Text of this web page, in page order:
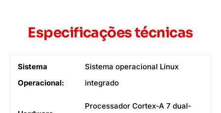
Especificações técnicas
Sistema
Operacional:
Sistema operacional Linux
integrado
Processador Cortex-A 7 dual-